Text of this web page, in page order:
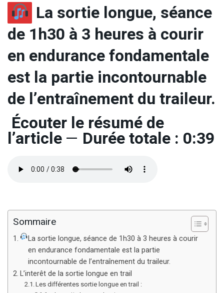
La sortie longue, séance
de 1h30 à 3 heures à courir
en endurance fondamentale
est la partie incontournable
de l’entraînement du traileur.
Écouter le résumé de
l’article— Durée totale : 0:39
Sommaire
La sortie longue, séance de 1h30 à 3 heures à courir
en endurance fondamentale est la partie
incontournable de l’entraînement du traileur.
L’interêt de la sortie longue en trail
Les différentes sortie longue en trail :